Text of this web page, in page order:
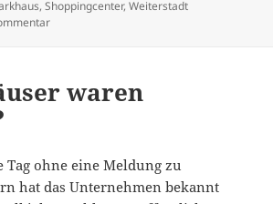
,Shoppingcenter,Weiterstadt
zu Sag niemals nie
waren
Tag ohne eine Meldung zu
hat das Unternehmen bekannt